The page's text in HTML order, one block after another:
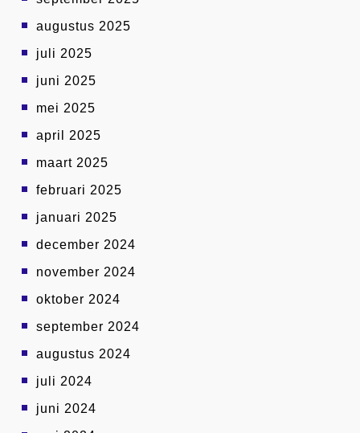
augustus 2025
juli 2025
juni 2025
mei 2025
april 2025
maart 2025
februari 2025
januari 2025
december 2024
november 2024
oktober 2024
september 2024
augustus 2024
juli 2024
juni 2024